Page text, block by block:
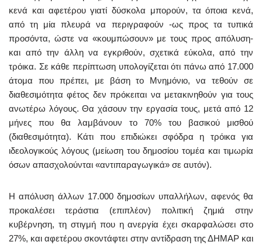
κενά και αφετέρου γιατί δύσκολα μπορούν, τα όποια κενά,
από τη μία πλευρά να περιγραφούν -ως προς τα τυπικά
προσόντα, ώστε να «κουμπώσουν» με τους προς απόλυση-
και από την άλλη να εγκριθούν, σχετικά εύκολα, από την
τρόικα. Σε κάθε περίπτωση υπολογίζεται ότι πάνω από 17.000
άτομα που πρέπει, με βάση το Μνημόνιο, να τεθούν σε
διαθεσιμότητα φέτος δεν πρόκειται να μετακινηθούν για τους
ανωτέρω λόγους. Θα χάσουν την εργασία τους, μετά από 12
μήνες που θα λαμβάνουν το 70% του βασικού μισθού
(διαθεσιμότητα). Κάτι που επιδιώκει σφόδρα η τρόικα για
ιδεολογικούς λόγους (μείωση του δημοσίου τομέα και τιμωρία
όσων απασχολούνται «αντιπαραγωγικά» σε αυτόν).
Η απόλυση άλλων 17.000 δημοσίων υπαλλήλων, αφενός θα
προκαλέσει τεράστια (επιπλέον) πολιτική ζημιά στην
κυβέρνηση, τη στιγμή που η ανεργία έχει σκαρφαλώσει στο
27%, και αφετέρου σκοντάφτει στην αντίδραση της ΔΗΜΑΡ και